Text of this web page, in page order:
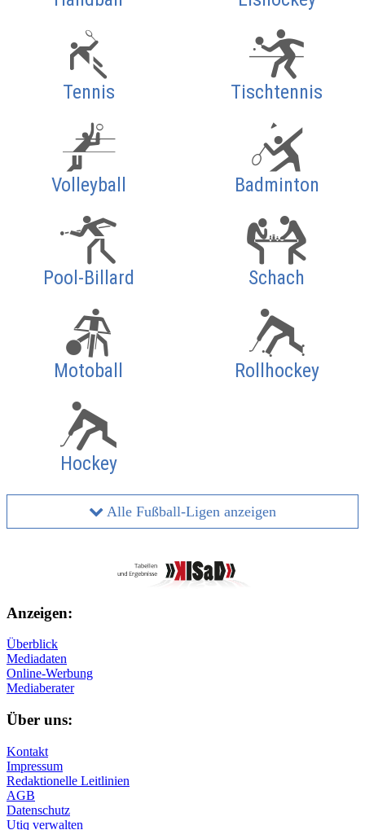
Tennis Tischtennis
Volleyball Badminton
Pool-Billard Schach
Motoball Rollhockey
Hockey
Alle Fußball-Ligen anzeigen
Anzeigen:
Überblick
Mediadaten
Online-Werbung
Mediaberater
Über uns:
Kontakt
Impressum
Redaktionelle Leitlinien
AGB
Datenschutz
Utiq verwalten